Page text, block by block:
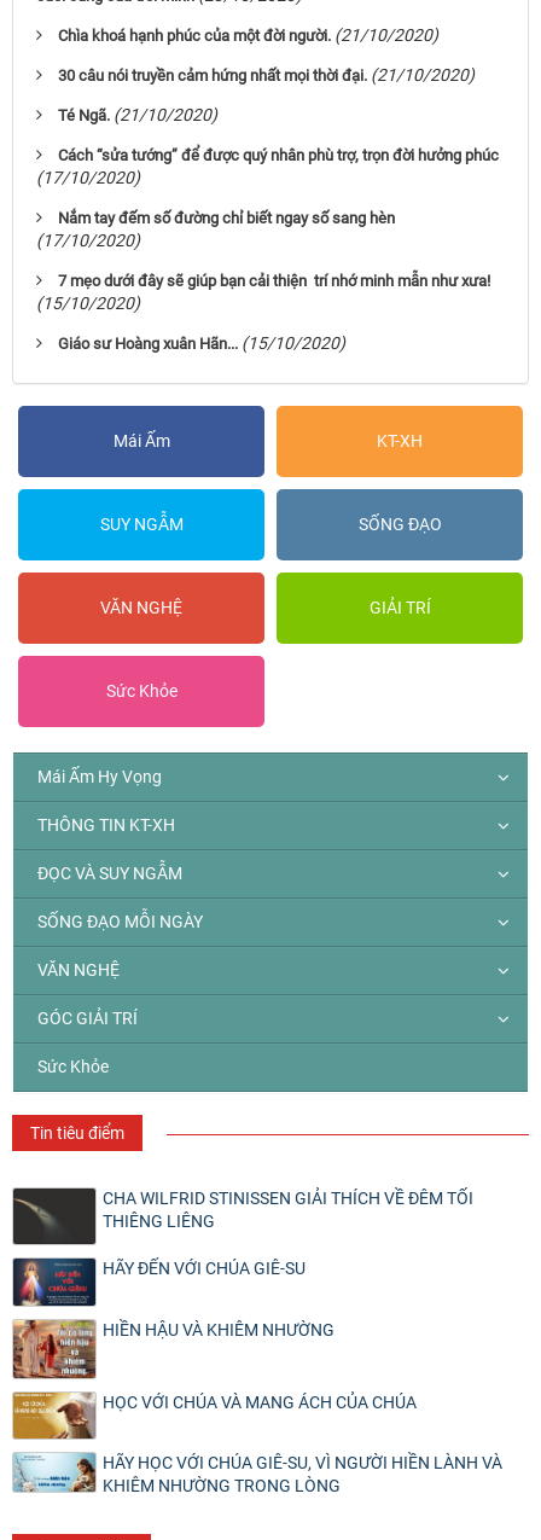
Chìa khoá hạnh phúc của một đời người. (21/10/2020)
30 câu nói truyền cảm hứng nhất mọi thời đại. (21/10/2020)
Té Ngã. (21/10/2020)
Cách “sửa tướng” để được quý nhân phù trợ, trọn đời hưởng phúc
(17/10/2020)
Nắm tay đếm số đường chỉ biết ngay số sang hèn
(17/10/2020)
7 mẹo dưới đây sẽ giúp bạn cải thiện trí nhớ minh mẫn như xưa!
(15/10/2020)
Giáo sư Hoàng xuân Hãn... (15/10/2020)
Mái Ấm KT-XH
SUY NGẪM SỐNG ĐẠO
VĂN NGHỆ GIẢI TRÍ
Sức Khỏe
Mái Ấm Hy Vọng
THÔNG TIN KT-XH
ĐỌC VÀ SUY NGẪM
SỐNG ĐẠO MỖI NGÀY
VĂN NGHỆ
GÓC GIẢI TRÍ
Sức Khỏe
Tin tiêu điểm
CHA WILFRID STINISSEN GIẢI THÍCH VỀ ĐÊM TỐI
THIÊNG LIÊNG
HÃY ĐẾN VỚI CHÚA GIÊ-SU
HIỀN HẬU VÀ KHIÊM NHƯỜNG
HỌC VỚI CHÚA VÀ MANG ÁCH CỦA CHÚA
HÃY HỌC VỚI CHÚA GIÊ-SU, VÌ NGƯỜI HIỀN LÀNH VÀ
KHIÊM NHƯỜNG TRONG LÒNG